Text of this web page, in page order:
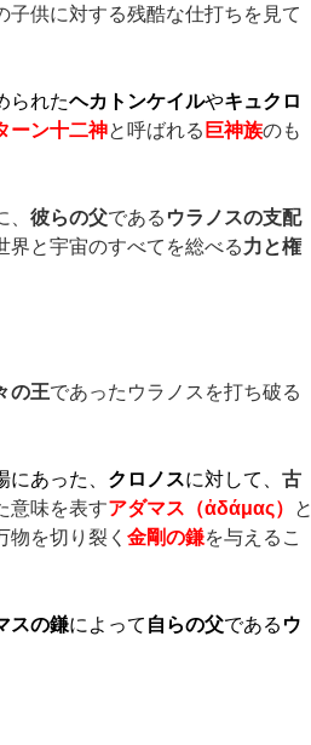
子供に対する残酷な仕打ちを見て
られたヘカトンケイルやキュクロ
ーン十二神と呼ばれる 巨神族のも
、 彼らの父である ウラノスの支配
界と宇宙のすべてを総べる力と権
の王であったウラノスを打ち破る
にあった、 クロノスに対して、 古
意味を表すアダマス（ἀδάμας）
と
物を切り裂く 金剛の鎌を与えるこ
スの鎌によって 自らの父である ウ